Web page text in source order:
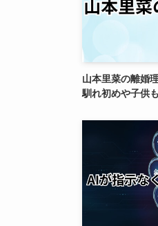
山本里菜の離婚
馴れ初めや子供